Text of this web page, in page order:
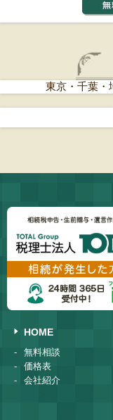
東京・千葉・
HOME
無料相談
価格表
会社紹介